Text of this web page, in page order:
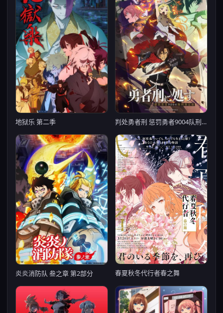
地狱乐 第二季 判处勇者刑 惩罚勇者9004队刑务纪录
炎炎消防队 叁之章 第2部分 春夏秋冬代行者春之舞